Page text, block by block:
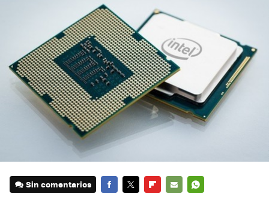
Sin comentarios